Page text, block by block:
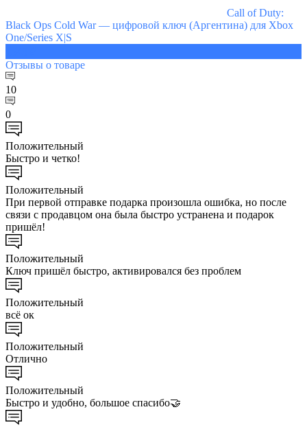
Call of Duty:
Black Ops Cold War — цифровой ключ (Аргентина) для Xbox
One/Series X|S
Отзывы о товаре
10
0
Положительный
Быстро и четко!
Положительный
При первой отправке подарка произошла ошибка, но после
связи с продавцом она была быстро устранена и подарок
пришёл!
Положительный
Ключ пришёл быстро, активировался без проблем
Положительный
всё ок
Положительный
Отлично
Положительный
Быстро и удобно, большое спасибо🤝